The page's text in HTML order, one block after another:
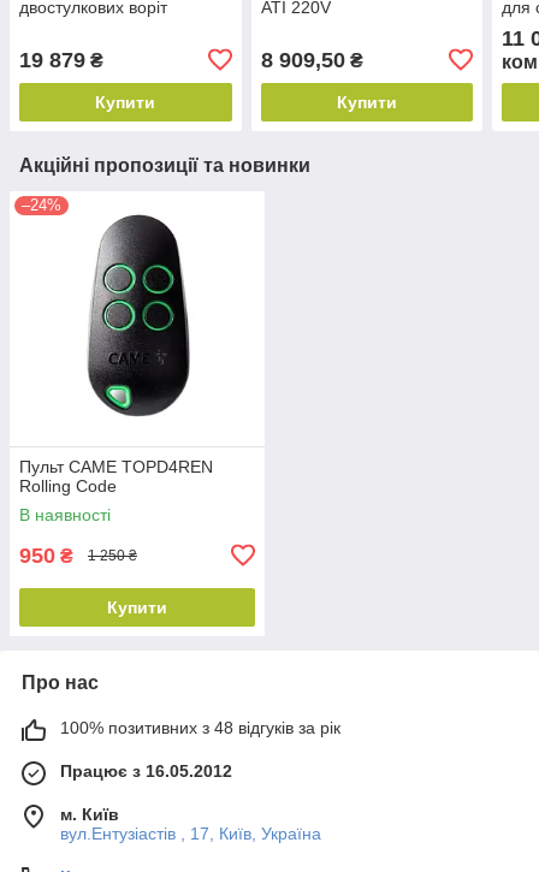
двостулкових воріт
19 879 ₴
Купити
ATI 220V
8 909,50₴
Купити
для
11
Акційні пропозиції та новинки
–24%
Пульт CAME TOPD4REN
Rolling Code
В наявності
950 ₴ 1 250 ₴
Купити
Про нас
100% позитивних з 48 відгуків за рік
Працює з 16.05.2012
м. Київ
вул.Ентузіастів , 17, Київ, Україна